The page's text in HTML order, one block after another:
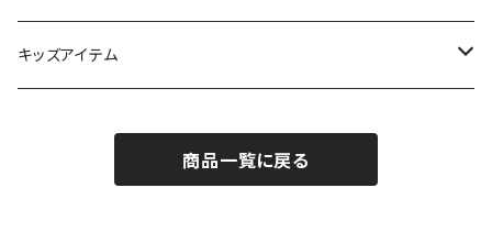
車体
キッズアイテム
商品一覧に戻る